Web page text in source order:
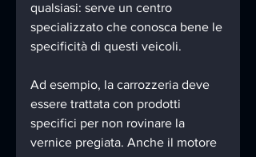
qualsiasi: serve un centro
specializzato che conosca bene le
specificità di questi veicoli.
Ad esempio, la carrozzeria deve
essere trattata con prodotti
specifici per non rovinare la
vernice pregiata. Anche il motore